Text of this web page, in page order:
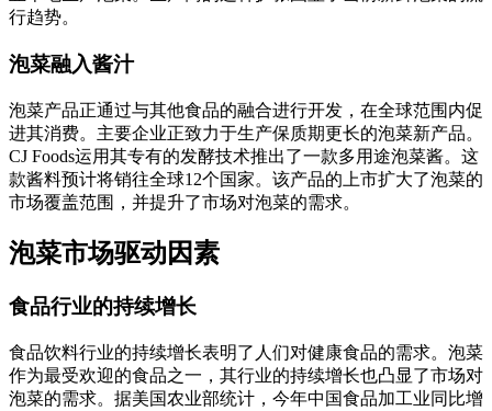
行趋势。
泡菜融入酱汁
泡菜产品正通过与其他食品的融合进行开发，在全球范围内促
进其消费。主要企业正致力于生产保质期更长的泡菜新产品。
CJ Foods运用其专有的发酵技术推出了一款多用途泡菜酱。这
款酱料预计将销往全球12个国家。该产品的上市扩大了泡菜的
市场覆盖范围，并提升了市场对泡菜的需求。
泡菜市场驱动因素
食品行业的持续增长
食品饮料行业的持续增长表明了人们对健康食品的需求。泡菜
作为最受欢迎的食品之一，其行业的持续增长也凸显了市场对
泡菜的需求。据美国农业部统计，今年中国食品加工业同比增